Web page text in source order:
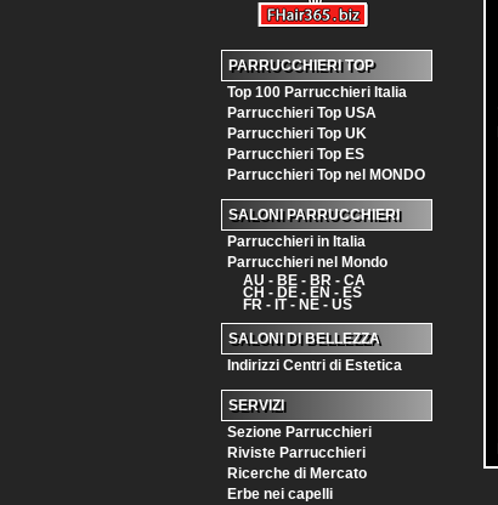
PARRUCCHIERI TOP
Top 100 Parrucchieri Italia
Parrucchieri Top USA
Parrucchieri Top UK
Parrucchieri Top ES
Parrucchieri Top nel MONDO
SALONI PARRUCCHIERI
Parrucchieri in Italia
Parrucchieri nel Mondo
AU - BE - BR - CA
CH - DE - EN - ES
FR - IT - NE - US
SALONI DI BELLEZZA
Indirizzi Centri di Estetica
SERVIZI
Sezione Parrucchieri
Riviste Parrucchieri
Ricerche di Mercato
Erbe nei capelli